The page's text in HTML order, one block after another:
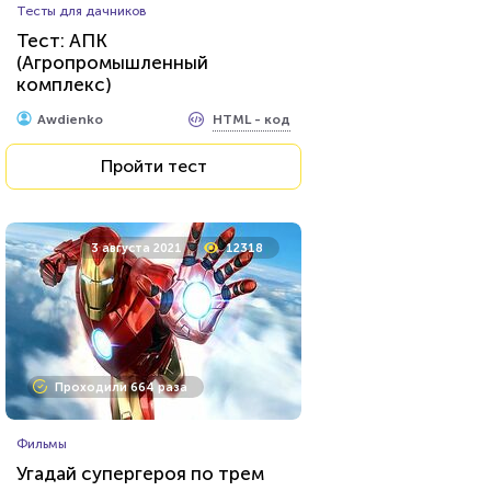
Тест на знание советского
фильма «Иван Васильевич
меняет профессию»
Пройти тест
23 марта 2021 219790
Проходили 74649 раз
Тест на умственную
отсталость
Тесты для дачников
Тест: АПК
(Агропромышленный
комплекс)
Awdienko HTML - код
Пройти тест
3 августа 2021 12318
Проходили 664 раза
Фильмы
Угадай супергероя по трем